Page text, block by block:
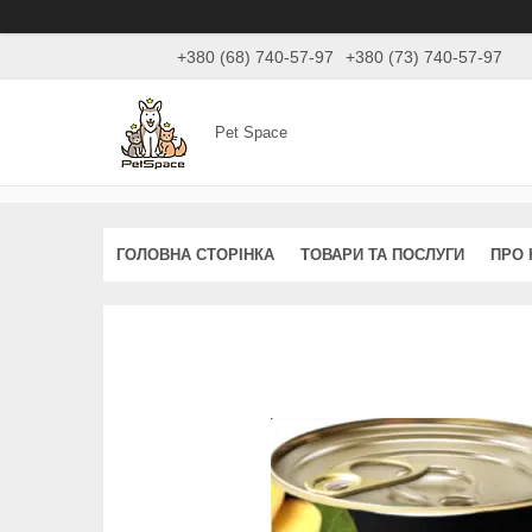
+380 (68) 740-57-97 +380 (73) 740-57-97
Pet Space
ГОЛОВНА СТОРІНКА ТОВАРИ ТА ПОСЛУГИ ПРО